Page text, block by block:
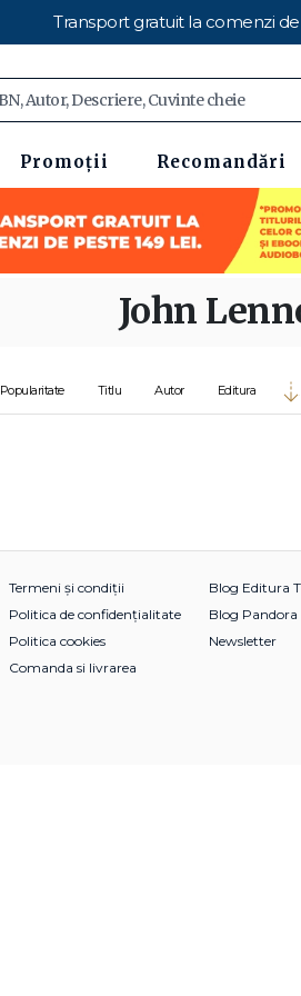
Transport gratuit la comenzi de
Promoții Recomandări
John
Popularitate Titlu Autor Editura
Termeni și condiții
Politica de confidențialitate
Politica cookies
Comanda si livrarea
Blog Editura
Blog Pandora
Newsletter